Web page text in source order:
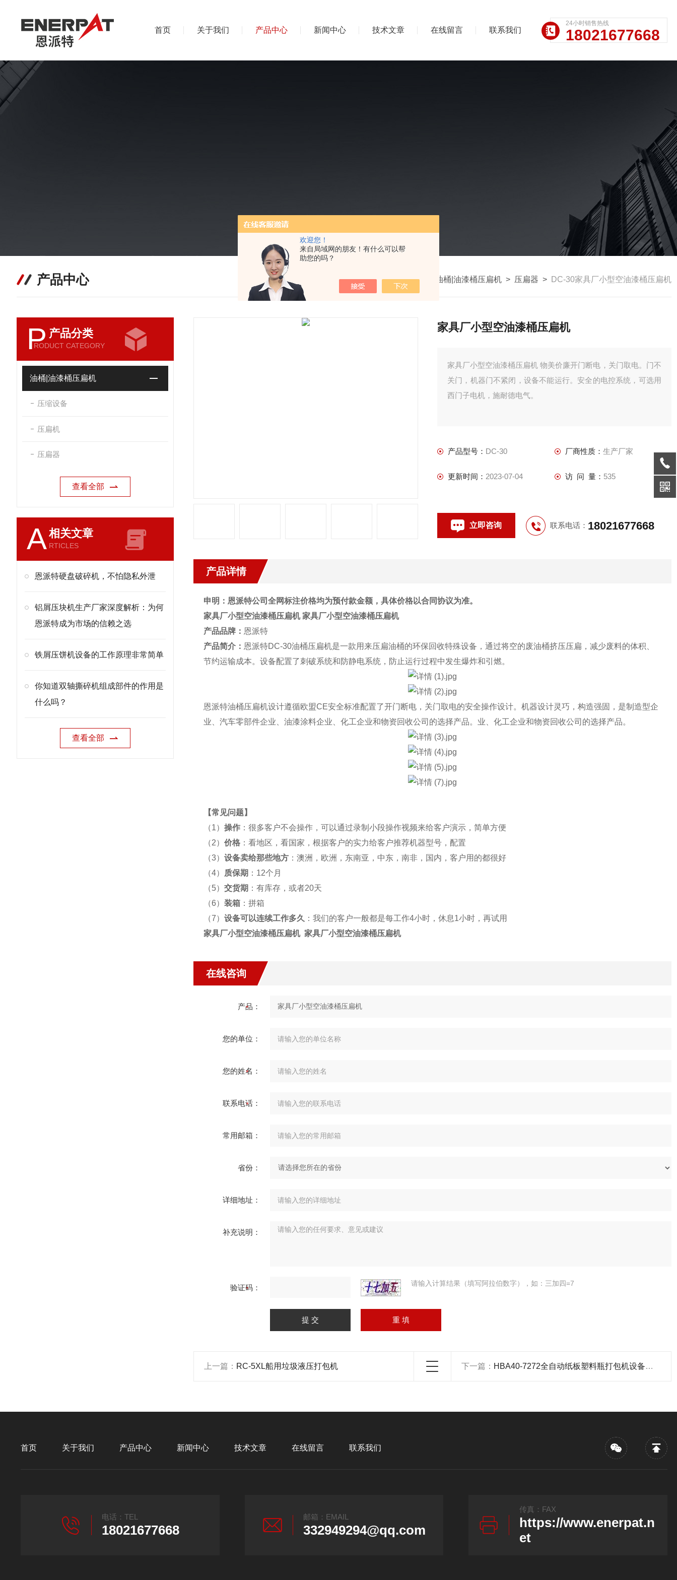
欢迎您！
来自局域网的朋友！有什么可以帮
助您的吗？
首页 关于我们 产品中心 新闻中心 技术文章 在线留言 联系我们
24小时销售热线
18021677668
产品中心 我的位置：首页 >产品中心 油桶|油漆桶压扁机 > 压扁器 > DC-30家具厂小型空油漆桶压扁机
P 产品分类
RODUCT CATEGORY
油桶|油漆桶压扁机
压缩设备
压扁机
压扁器
查看全部
A相关文章
RTICLES
恩派特硬盘破碎机，不怕隐私外泄
铝屑压块机生产厂家深度解析：为何
恩派特成为市场的信赖之选
铁屑压饼机设备的工作原理非常简单
你知道双轴撕碎机组成部件的作用是
什么吗？
查看全部
家具厂小型空油漆桶压扁机
家具厂小型空油漆桶压扁机 物美价廉开门断电，关门取电。门不
关门，机器门不紧闭，设备不能运行。安全的电控系统，可选用
西门子电机，施耐德电气。
产品型号： DC-30 厂商性质： 生产厂家
更新时间： 2023-07-04 访 问 量： 535
立即咨询 联系电话： 18021677668
产品详情
申明：恩派特公司全网标注价格均为预付款金额，具体价格以合同协议为准。
家具厂小型空油漆桶压扁机 家具厂小型空油漆桶压扁机
产品品牌： 恩派特
产品简介： 恩派特DC-30油桶压扁机是一款用来压扁油桶的环保回收特殊设备，通过将空的废油桶挤压压扁，减少废料的体积、
节约运输成本。设备配置了刺破系统和防静电系统，防止运行过程中发生爆炸和引燃。
恩派特油桶压扁机设计遵循欧盟CE安全标准配置了开门断电，关门取电的安全操作设计。机器设计灵巧，构造强固，是制造型企
业、汽车零部件企业、油漆涂料企业、化工企业和物资回收公司的选择产品。 业、化工企业和物资回收公司的选择产品。
【常见问题】
（1） 操作 ：很多客户不会操作，可以通过录制小段操作视频来给客户演示，简单方便
（2） 价格 ：看地区，看国家，根据客户的实力给客户推荐机器型号，配置
（3） 设备卖给那些地方 ：澳洲，欧洲，东南亚，中东，南非，国内，客户用的都很好
（4）
质保期 ：12个月
（5） 交货期 ：有库存，或者20天
（6） 装箱 ：拼箱
（7） 设备可以连续工作多久 ：我们的客户一般都是每工作4小时，休息1小时，再试用
家具厂小型空油漆桶压扁机 家具厂小型空油漆桶压扁机
在线咨询
产品：
您的单位：
您的姓名：
联系电话：
常用邮箱：
省份：
详细地址：
补充说明：
验证码： 请输入计算结果（填写阿拉伯数字），如：三加四=7
上一篇： RC-5XL船用垃圾液压打包机 下一篇： HBA40-7272全自动纸板塑料瓶打包机设备厂家
首页 关于我们 产品中心 新闻中心 技术文章 在线留言 联系我们
电话：TEL
18021677668
邮箱：EMAIL
332949294@qq.com
传真：FAX
https://www.enerpat.n
et